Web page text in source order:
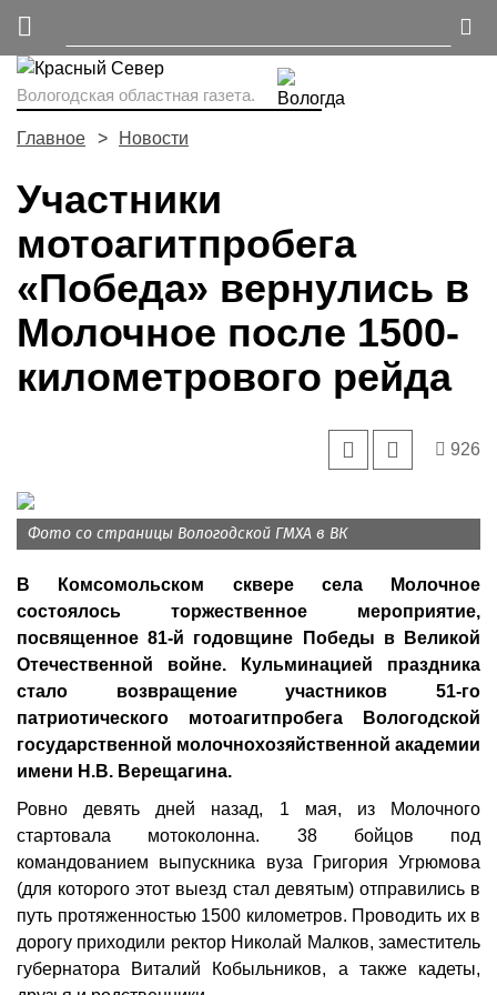
Вологодская областная газета.
Главное Новости
Участники
мотоагитпробега
«Победа» вернулись в
Молочное после 1500-
километрового рейда
926
Фото со страницы Вологодской ГМХА в ВК
В Комсомольском сквере села Молочное
состоялось торжественное мероприятие,
посвященное 81-й годовщине Победы в Великой
Отечественной войне. Кульминацией праздника
стало возвращение участников 51-го
патриотического мотоагитпробега Вологодской
государственной молочнохозяйственной академии
имени Н.В. Верещагина.
Ровно девять дней назад, 1 мая, из Молочного
стартовала мотоколонна. 38 бойцов под
командованием выпускника вуза Григория Угрюмова
(для которого этот выезд стал девятым) отправились в
путь протяженностью 1500 километров. Проводить их в
дорогу приходили ректор Николай Малков, заместитель
губернатора Виталий Кобыльников, а также кадеты,